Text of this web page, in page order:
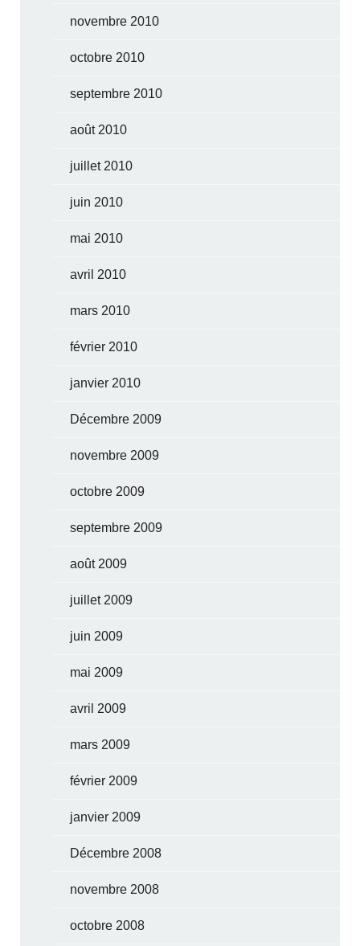
novembre 2010
octobre 2010
septembre 2010
août 2010
juillet 2010
juin 2010
mai 2010
avril 2010
mars 2010
février 2010
janvier 2010
Décembre 2009
novembre 2009
octobre 2009
septembre 2009
août 2009
juillet 2009
juin 2009
mai 2009
avril 2009
mars 2009
février 2009
janvier 2009
Décembre 2008
novembre 2008
octobre 2008